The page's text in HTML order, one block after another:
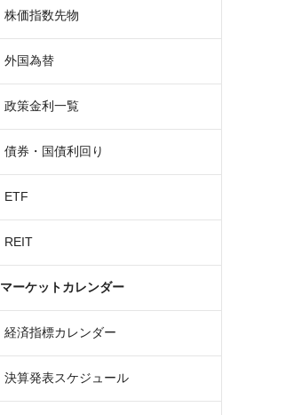
株価指数先物
外国為替
政策金利一覧
債券・国債利回り
ETF
REIT
マーケットカレンダー
経済指標カレンダー
決算発表スケジュール